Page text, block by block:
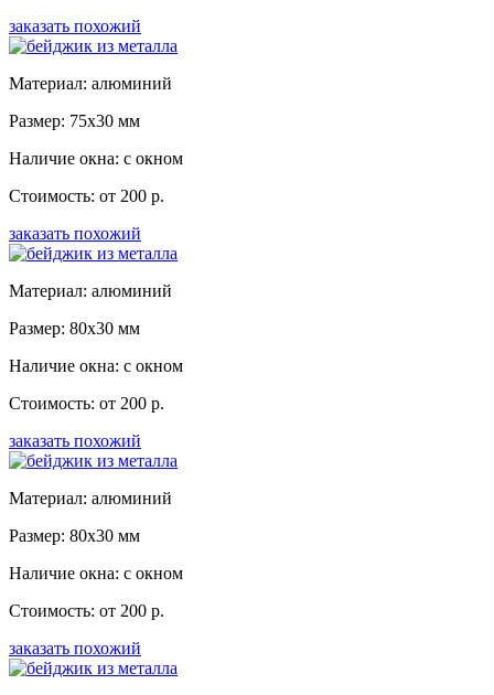
заказать похожий
Материал: алюминий
Размер: 75x30 мм
Наличие окна: с окном
Стоимость: от 200 р.
заказать похожий
Материал: алюминий
Размер: 80x30 мм
Наличие окна: с окном
Стоимость: от 200 р.
заказать похожий
Материал: алюминий
Размер: 80x30 мм
Наличие окна: с окном
Стоимость: от 200 р.
заказать похожий